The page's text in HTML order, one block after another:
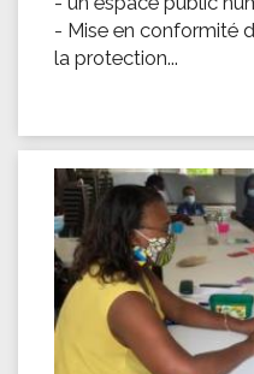
- Mise en conformité
la protection...